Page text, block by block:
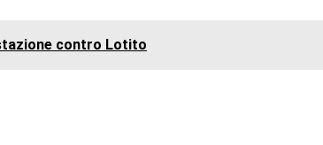
contro Lotito